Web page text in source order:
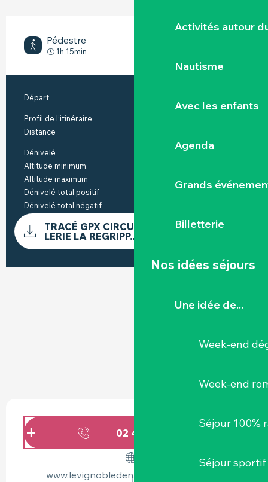
Activités autour
Nautisme
Avec les enfants
Agenda
Grands
Billetterie
Nos idées séjours
Une idée de...
Week-end
Week-end
Séjour 100%
Séjour sportif
Pédestre
1h 15min
INFORMATIONS PRATIQUES
Départ La Regrippière
Profil de l’itinéraire
Distance
Dénivelé
Altitude minimum
Altitude maximum 88 m
Dénivelé total positif
Dénivelé total négatif
DOCUMENTATION
TRACÉ GPX CIRCUIT LA FLEURANCEL
LERIE LA REGRIPP...
02 40 54 02
www.levignobledenantes-tourisme.com